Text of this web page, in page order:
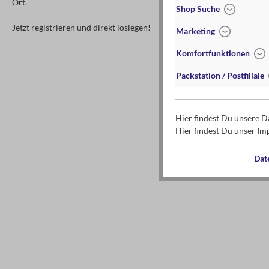
Ort.
Jetzt registrieren und direkt loslegen!
Shop Suche
Marketing
Komfortfunktionen
Packstation / Postfiliale
Hier findest Du unsere
Hier findest Du unser